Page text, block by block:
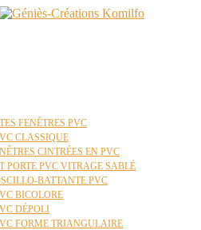
FENÊTRES PVC
CLASSIQUE
CINTRÉES EN PVC
PORTE PVC VITRAGE SABLÉ
BATTANTE PVC
BICOLORE
DÉPOLI
FORME TRIANGULAIRE